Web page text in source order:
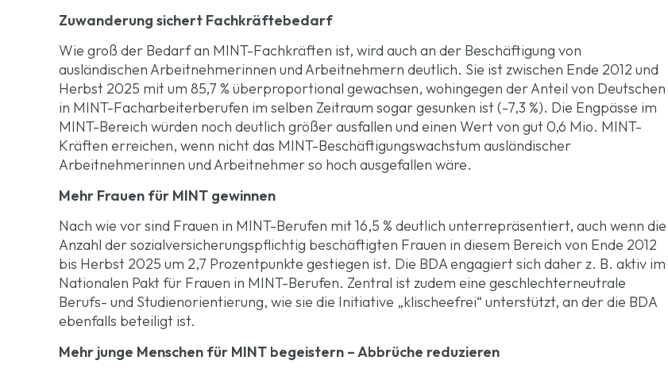
Zuwanderung sichert Fachkräftebedarf
Wie groß der Bedarf an MINT-Fachkräften ist, wird auch an der Beschäftigung von
ausländischen Arbeitnehmerinnen und Arbeitnehmern deutlich. Sie ist zwischen Ende 2012 und
Herbst 2025 mit um 85,7 % überproportional gewachsen, wohingegen der Anteil von Deutschen
in MINT-Facharbeiterberufen im selben Zeitraum sogar gesunken ist (-7,3 %). Die Engpässe im
MINT-Bereich würden noch deutlich größer ausfallen und einen Wert von gut 0,6 Mio. MINT-
Kräften erreichen, wenn nicht das MINT-Beschäftigungswachstum ausländischer
Arbeitnehmerinnen und Arbeitnehmer so hoch ausgefallen wäre.
Mehr Frauen für MINT gewinnen
Nach wie vor sind Frauen in MINT-Berufen mit 16,5 % deutlich unterrepräsentiert, auch wenn die
Anzahl der sozialversicherungspflichtig beschäftigten Frauen in diesem Bereich von Ende 2012
bis Herbst 2025 um 2,7 Prozentpunkte gestiegen ist. Die BDA engagiert sich daher z. B. aktiv im
Nationalen Pakt für Frauen in MINT-Berufen. Zentral ist zudem eine geschlechterneutrale
Berufs- und Studienorientierung, wie sie die Initiative „klischeefrei“ unterstützt, an der die BDA
ebenfalls beteiligt ist.
Mehr junge Menschen für MINT begeistern – Abbrüche reduzieren